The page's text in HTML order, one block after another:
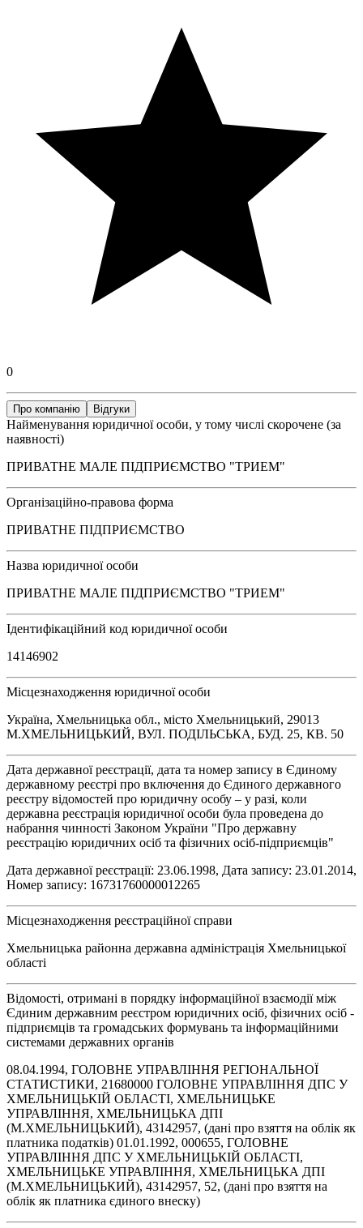
0
Про компанію Відгуки
Найменування юридичної особи, у тому числі скорочене (за
наявності)
ПРИВАТНЕ МАЛЕ ПІДПРИЄМСТВО "ТРИЕМ"
Організаційно-правова форма
ПРИВАТНЕ ПІДПРИЄМСТВО
Назва юридичної особи
ПРИВАТНЕ МАЛЕ ПІДПРИЄМСТВО "ТРИЕМ"
Ідентифікаційний код юридичної особи
14146902
Місцезнаходження юридичної особи
Україна, Хмельницька обл., місто Хмельницький, 29013
М.ХМЕЛЬНИЦЬКИЙ, ВУЛ. ПОДІЛЬСЬКА, БУД. 25, КВ. 50
Дата державної реєстрації, дата та номер запису в Єдиному
державному реєстрі про включення до Єдиного державного
реєстру відомостей про юридичну особу – у разі, коли
державна реєстрація юридичної особи була проведена до
набрання чинності Законом України "Про державну
реєстрацію юридичних осіб та фізичних осіб-підприємців"
Дата державної реєстрації: 23.06.1998, Дата запису: 23.01.2014,
Номер запису: 16731760000012265
Місцезнаходження реєстраційної справи
Хмельницька районна державна адміністрація Хмельницької
області
Відомості, отримані в порядку інформаційної взаємодії між
Єдиним державним реєстром юридичних осіб, фізичних осіб -
підприємців та громадських формувань та інформаційними
системами державних органів
08.04.1994, ГОЛОВНЕ УПРАВЛІННЯ РЕГІОНАЛЬНОЇ
СТАТИСТИКИ, 21680000 ГОЛОВНЕ УПРАВЛІННЯ ДПС У
ХМЕЛЬНИЦЬКІЙ ОБЛАСТІ, ХМЕЛЬНИЦЬКЕ
УПРАВЛІННЯ, ХМЕЛЬНИЦЬКА ДПІ
(М.ХМЕЛЬНИЦЬКИЙ), 43142957, (дані про взяття на облік як
платника податків) 01.01.1992, 000655, ГОЛОВНЕ
УПРАВЛІННЯ ДПС У ХМЕЛЬНИЦЬКІЙ ОБЛАСТІ,
ХМЕЛЬНИЦЬКЕ УПРАВЛІННЯ, ХМЕЛЬНИЦЬКА ДПІ
(М.ХМЕЛЬНИЦЬКИЙ), 43142957, 52, (дані про взяття на
облік як платника єдиного внеску)